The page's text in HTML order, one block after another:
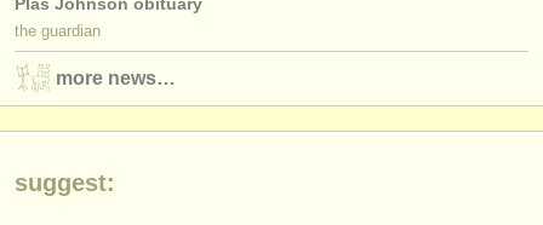
the guardian
more news…
suggest: